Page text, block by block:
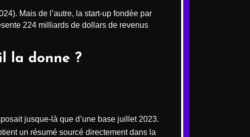
Mais de l’autre, la start-up fondée par
224 milliards de dollars de revenus
la donne ?
jusque-là que d’une base juillet 2023.
un résumé sourcé directement dans la